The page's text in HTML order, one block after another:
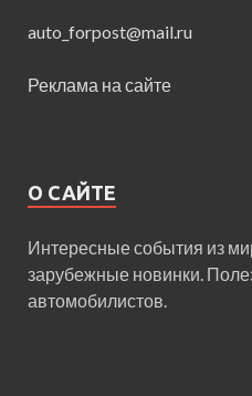
auto_forpost@mail.ru
Реклама на сайте
О САЙТЕ
Интересные события из
зарубежные новинки.
автомобилистов.